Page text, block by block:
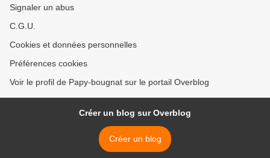
Signaler un abus
C.G.U.
Cookies et données personnelles
Préférences cookies
Voir le profil de Papy-bougnat sur le portail Overblog
Créer un blog sur Overblog
Créer un blog